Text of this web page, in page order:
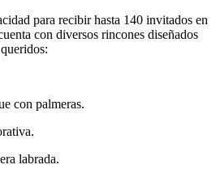
para recibir hasta 140 invitados en
con diversos rincones diseñados
con palmeras.
labrada.